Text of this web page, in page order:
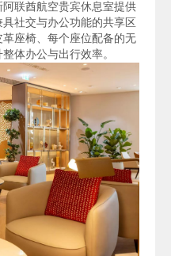
联酋航空贵宾休息室提供
社交与办公功能的共享区
座椅、每个座位配备的无
体办公与出行效率。